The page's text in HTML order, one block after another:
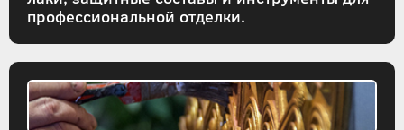
профессиональной отделки.